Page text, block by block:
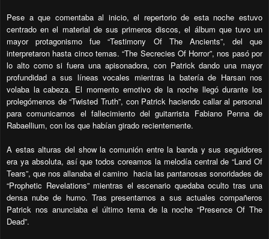
Pese a que comentaba al inicio, el repertorio de esta noche estuvo
centrado en el material de sus primeros discos, el álbum que tuvo un
mayor protagonismo fue “Testimony Of The Ancients”, del que
interpretaron hasta cinco temas. “The Secrecies Of Horror”, nos pasó por
lo alto como si fuera una apisonadora, con Patrick dando una mayor
profundidad a sus líneas vocales mientras la batería de Harsan nos
volaba la cabeza. El momento emotivo de la noche llegó durante los
prolegómenos de “Twisted Truth”, con Patrick haciendo callar al personal
para comunicarnos el fallecimiento del guitarrista Fabiano Penna de
Rabaellium, con los que habían girado recientemente.
A estas alturas del show la comunión entre la banda y sus seguidores
era ya absoluta, así que todos coreamos la melodía central de “Land Of
Tears”, que nos allanaba el camino hacia las pantanosas sonoridades de
“Prophetic Revelations” mientras el escenario quedaba oculto tras una
densa nube de humo. Tras presentarnos a sus actuales compañeros
Patrick nos anunciaba el último tema de la noche “Presence Of The
Dead”.